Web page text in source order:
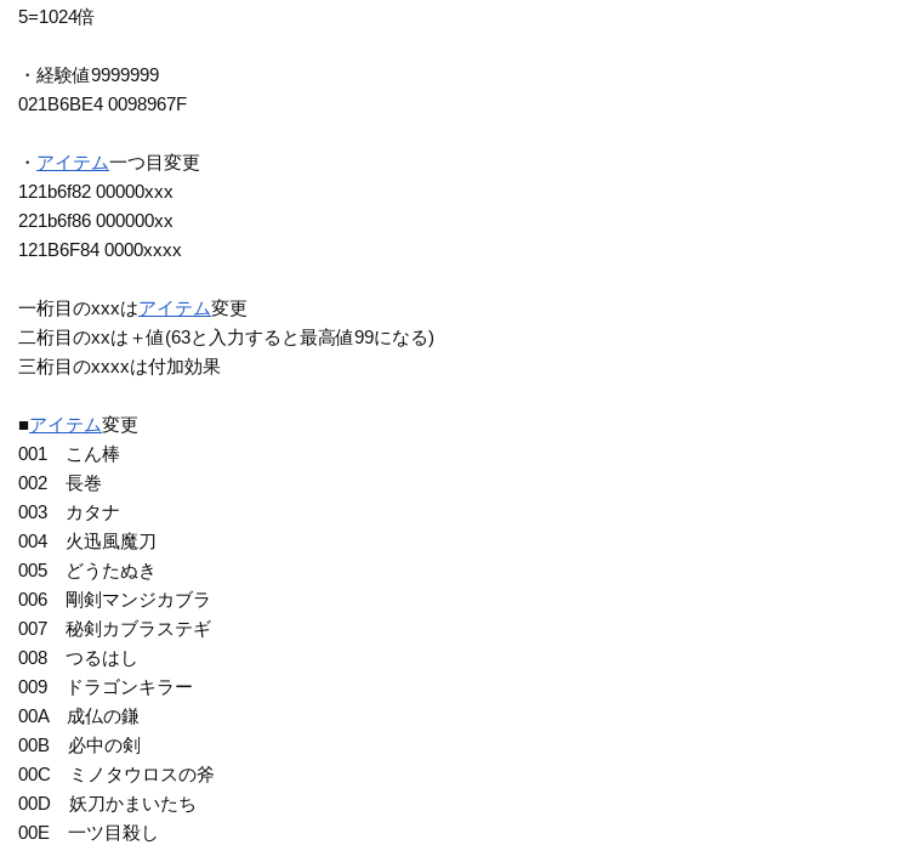
5=1024倍
・経験値9999999
021B6BE4 0098967F
・ アイテム一つ目変更
121b6f82 00000xxx
221b6f86 000000xx
121B6F84 0000xxxx
一桁目のxxxはアイテム変更
二桁目のxxは＋値(63と入力すると最高値99になる)
三桁目のxxxxは付加効果
■アイテム変更
001 こん棒
002 長巻
003 カタナ
004 火迅風魔刀
005 どうたぬき
006 剛剣マンジカブラ
007 秘剣カブラステギ
008 つるはし
009 ドラゴンキラー
00A 成仏の鎌
00B 必中の剣
00C ミノタウロスの斧
00D 妖刀かまいたち
00E 一ツ目殺し